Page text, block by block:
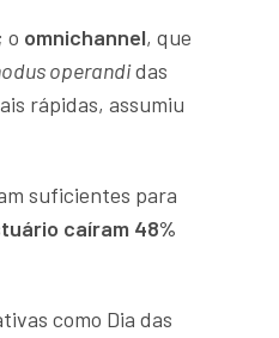
o omnichannel, que
operandidas
rápidas, assumiu
suficientes para
caíram 48%
como Dia das